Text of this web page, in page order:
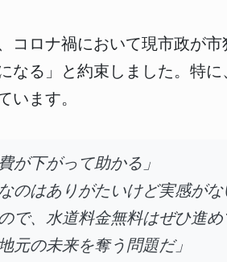
コロナ禍において現市政が
なる」と約束しました。特
います。
が下がって助かる」
のはありがたいけど実感がな
で、水道料金無料はぜひ進め
元の未来を奪う問題だ」